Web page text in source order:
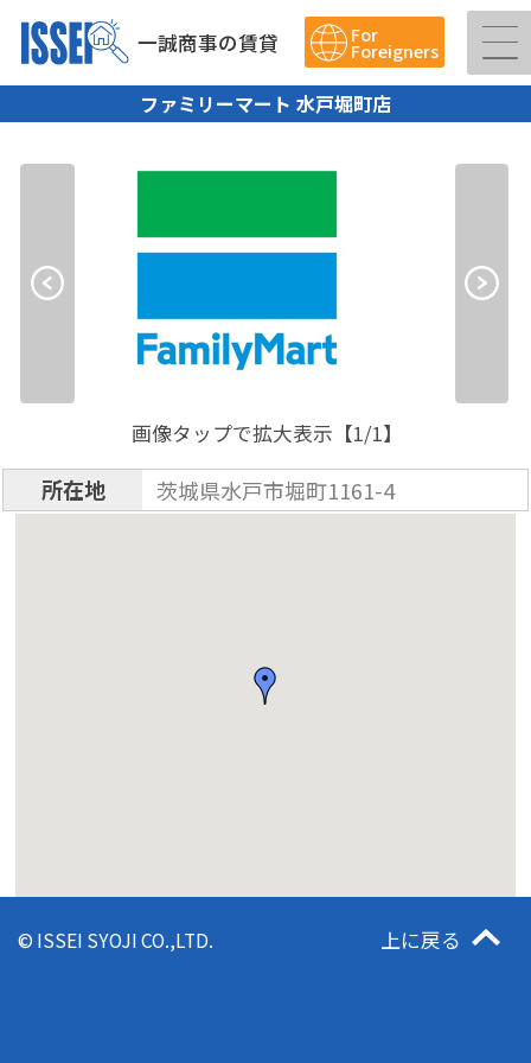
一誠商事の賃貸 For
Foreigners
ファミリーマート 水戸堀町店
画像タップで拡大表示【1/1】
所在地 茨城県水戸市堀町1161-4
© ISSEI SYOJI CO.,LTD. 上に戻る